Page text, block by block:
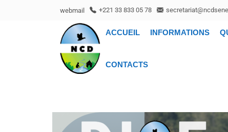
webmail +221 33 833 05 78
ACCUEIL INFORMATIONS
CONTACTS